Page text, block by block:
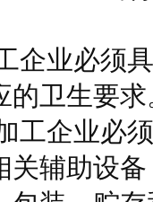
企业必须
的卫生要
工企业必
辅助设